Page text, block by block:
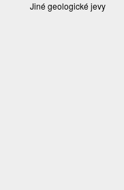
Jiné geologické jevy